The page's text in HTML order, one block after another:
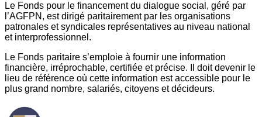
Le Fonds pour le financement du dialogue social, géré par
l’AGFPN, est dirigé paritairement par les organisations
patronales et syndicales représentatives au niveau national
et interprofessionnel.
Le Fonds paritaire s’emploie à fournir une information
financière, irréprochable, certifiée et précise. Il doit devenir le
lieu de référence où cette information est accessible pour le
plus grand nombre, salariés, citoyens et décideurs.